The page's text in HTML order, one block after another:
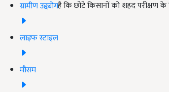
ग्रामीण उद्द्योग
लाइफ स्टाइल
मौसम
है कि छोटे किसानों को शहद परीक्षण के